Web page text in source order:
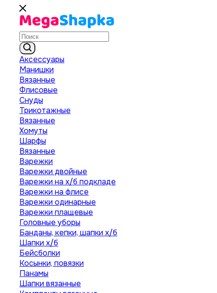
Аксессуары
Манишки
Вязанные
Флисовые
Снуды
Трикотажные
Вязанные
Хомуты
Шарфы
Вязанные
Варежки
Варежки двойные
Варежки на х/б подкладе
Варежки на флисе
Варежки одинарные
Варежки плащевые
Головные уборы
Банданы, кепки, шапки х/б
Шапки х/б
Бейсболки
Косынки, повязки
Панамы
Шапки вязанные